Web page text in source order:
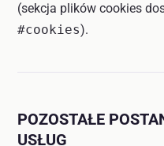
(sekcja plików cookies
#cookies).
POZOSTAŁE
USŁUG